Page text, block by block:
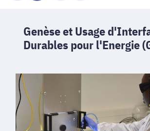
Genèse et Usage
Durables pour l'Energie